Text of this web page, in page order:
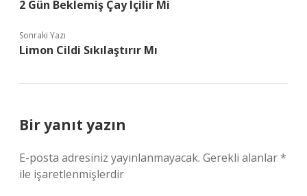
2 Gün Beklemiş Çay Içilir Mi
Sonraki Yazı
Limon Cildi Sıkılaştırır Mı
Bir yanıt yazın
E-posta adresiniz yayınlanmayacak. Gerekli alanlar*
ile işaretlenmişlerdir